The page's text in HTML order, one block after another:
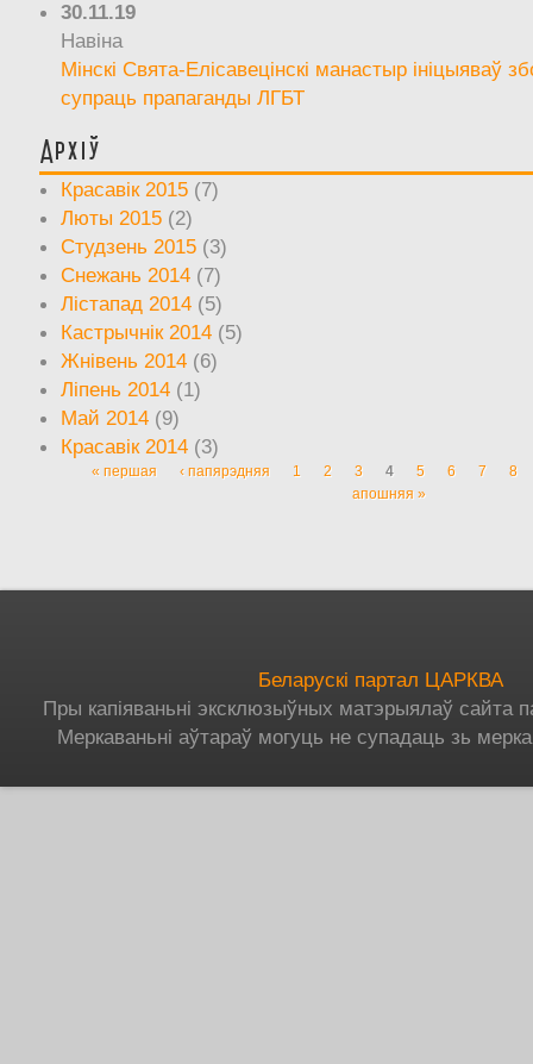
30.11.19
Навіна
Мінскі Свята-Елісавецінскі манастыр ініцыяваў
супраць прапаганды ЛГБТ
Архіў
Красавік 2015 (7)
Люты 2015 (2)
Студзень 2015 (3)
Снежань 2014 (7)
Лістапад 2014 (5)
Кастрычнік 2014 (5)
Жнівень 2014 (6)
Ліпень 2014 (1)
Май 2014 (9)
Красавік 2014 (3)
Старонкі
« першая ‹ папярэдняя 1 2 3 4 5 6 7
8
апошняя »
Беларускі партал ЦАРКВА
Пры капіяваньні эксклюзыўных матэрыялаў сайта
Меркаваньні аўтараў могуць не супадаць зь